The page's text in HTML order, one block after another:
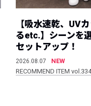
【吸水速乾、UV
るetc.】シーンを
セットアップ！
2026.08.07
NEW
RECOMMEND ITEM vol.334